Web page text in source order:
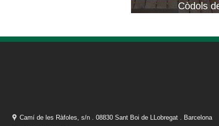
Còdols
Camí de les Ràfoles, s/n . 08830 Sant Boi de LLobregat . Barcelona